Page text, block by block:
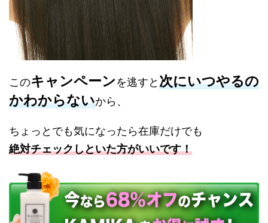
このキャンペーンを逃すと次にいつやるの
かわからないから、
ちょっとでも気になったら在庫だけでも
絶対チェックしといた方がいいです！